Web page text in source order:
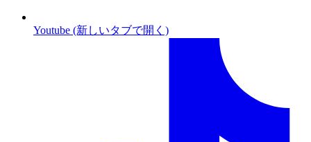
Youtube (新しいタブで開く)